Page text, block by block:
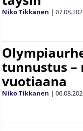
Niko Tikkanen |
tunnustus –
vuotiaana
Niko Tikkanen |